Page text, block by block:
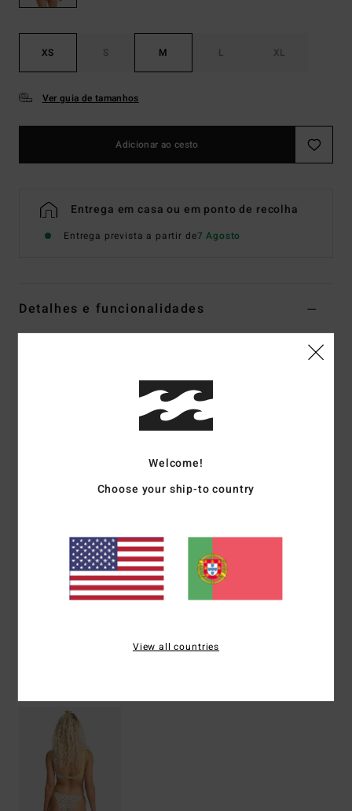
XS S M L XL
Ver guia de tamanhos
Adicionar ao cesto
Entrega em casa ou em ponto de recolha
Entrega prevista a partir de7 Agosto
Detalhes e funcionalidades
Parte de baixo com cobertura reduzida Multi Mulher
Muito reduzida
Materiais[Tecido principal] 78% Nylon reciclado
(Poliamida), 22% Elastano
Welcome!
Choose your ship-to country
View all countries